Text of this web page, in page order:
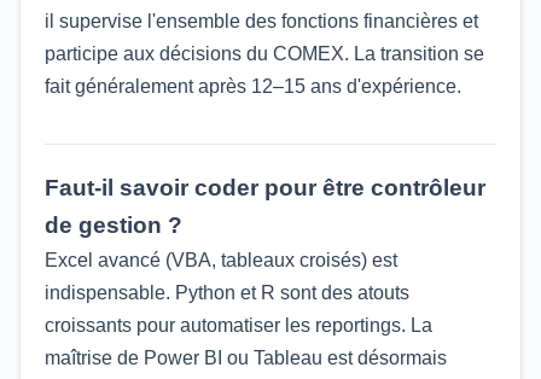
il supervise l'ensemble des fonctions financières et
participe aux décisions du COMEX. La transition se
fait généralement après 12–15 ans d'expérience.
Faut-il savoir coder pour être contrôleur
de gestion ?
Excel avancé (VBA, tableaux croisés) est
indispensable. Python et R sont des atouts
croissants pour automatiser les reportings. La
maîtrise de Power BI ou Tableau est désormais